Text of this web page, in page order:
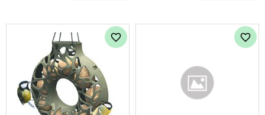
Lägg till i favoriter